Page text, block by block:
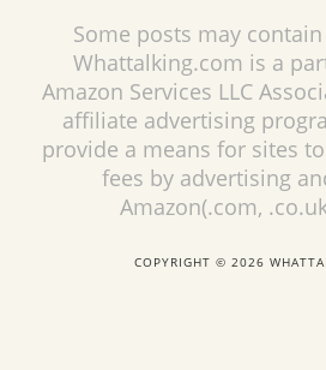
Some posts may
Whattalking.com is a
Amazon Services LLC
affiliate advertising
provide a means for sites
fees by advertising
Amazon(.com,
COPYRIGHT © 2026